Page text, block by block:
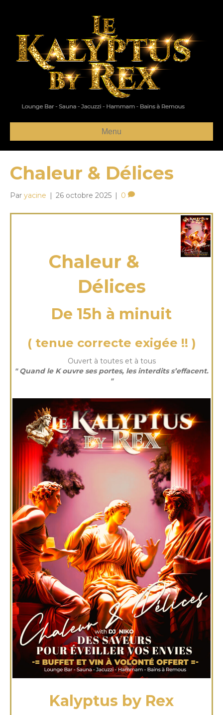
Menu
Chaleur & Délices
Par yacine | 26 octobre 2025 | 0
Chaleur &
Délices
De 15h à minuit
( tenue correcte exigée !! )
Ouvert à toutes et à tous
" Quand le K ouvre ses portes, les interdits s’effacent.
"
Kalyptus by Rex